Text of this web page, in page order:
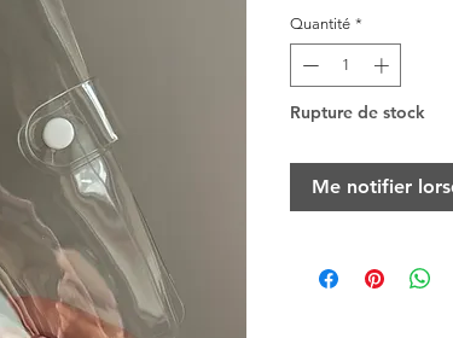
Quantité *
Rupture de stock
Me notifier